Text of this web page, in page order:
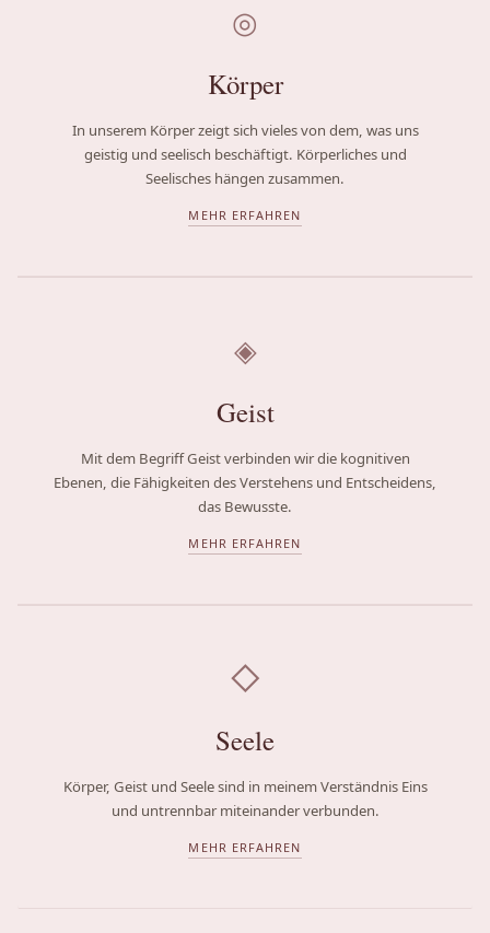
◎
Körper
In unserem Körper zeigt sich vieles von dem, was uns
geistig und seelisch beschäftigt. Körperliches und
Seelisches hängen zusammen.
MEHR ERFAHREN
◈
Geist
Mit dem Begriff Geist verbinden wir die kognitiven
Ebenen, die Fähigkeiten des Verstehens und Entscheidens,
das Bewusste.
MEHR ERFAHREN
◇
Seele
Körper, Geist und Seele sind in meinem Verständnis Eins
und untrennbar miteinander verbunden.
MEHR ERFAHREN